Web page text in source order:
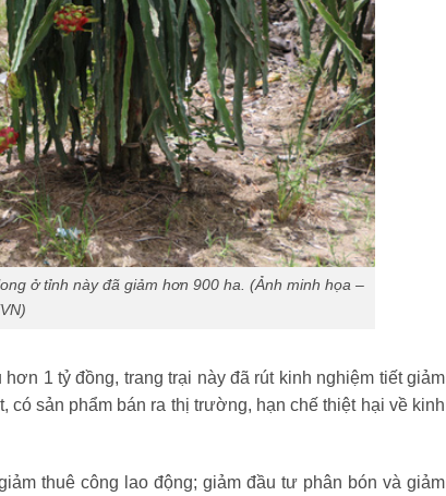
ở tỉnh này đã giảm hơn 900 ha. (Ảnh minh họa –
1 tỷ đồng, trang trại này đã rút kinh nghiệm tiết giảm
có sản phẩm bán ra thị trường, hạn chế thiệt hại về kinh
thuê công lao động; giảm đầu tư phân bón và giảm